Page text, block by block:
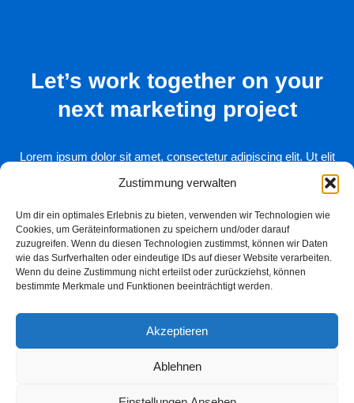
Zustimmung verwalten
Um dir ein optimales Erlebnis zu bieten, verwenden wir Technologien wie
Cookies, um Geräteinformationen zu speichern und/oder darauf
zuzugreifen. Wenn du diesen Technologien zustimmst, können wir Daten
wie das Surfverhalten oder eindeutige IDs auf dieser Website verarbeiten.
Wenn du deine Zustimmung nicht erteilst oder zurückziehst, können
bestimmte Merkmale und Funktionen beeinträchtigt werden.
Akzeptieren
Ablehnen
Let’s work together on your
next marketing project
Lorem ipsum dolor sit amet, consectetur adipiscing elit. Ut elit
Get Started